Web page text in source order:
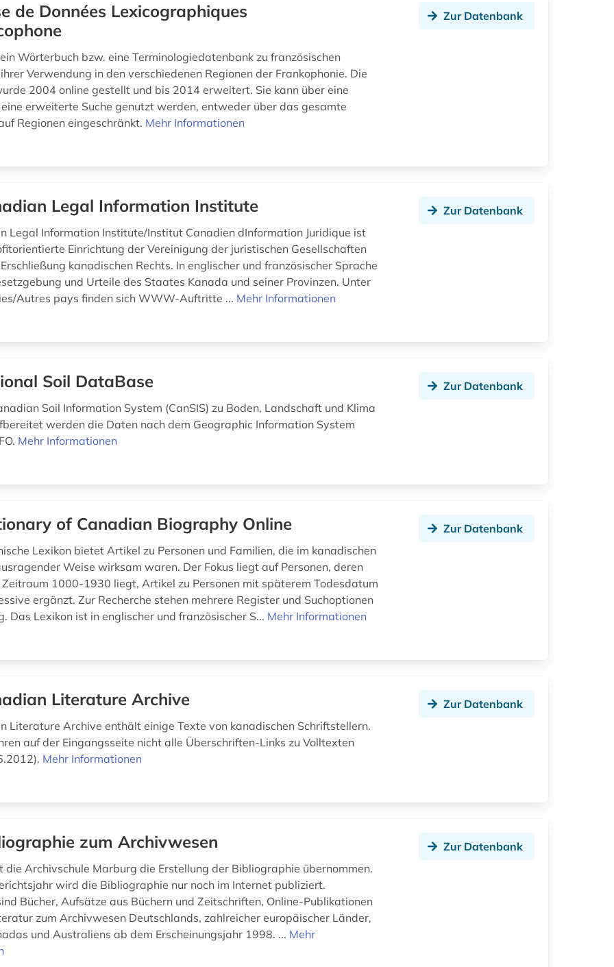
de Données Lexicographiques
Wörterbuch bzw. eine Terminologiedatenbank zu französischen
Verwendung in den verschiedenen Regionen der Frankophonie. Die
2004 online gestellt und bis 2014 erweitert. Sie kann über eine
erweiterte Suche genutzt werden, entweder über das gesamte
Regionen eingeschränkt. Mehr Informationen
Zur Datenbank
Legal Information Institute
Legal Information Institute/Institut Canadien dInformation Juridique ist
Einrichtung der Vereinigung der juristischen Gesellschaften
kanadischen Rechts. In englischer und französischer Sprache
und Urteile des Staates Kanada und seiner Provinzen. Unter
Autres pays finden sich WWW-Auftritte ... Mehr Informationen
Zur Datenbank
Soil DataBase
Soil Information System (CanSIS) zu Boden, Landschaft und Klima
werden die Daten nach dem Geographic Information System
Mehr Informationen
Zur Datenbank
of Canadian Biography Online
Lexikon bietet Artikel zu Personen und Familien, die im kanadischen
Weise wirksam waren. Der Fokus liegt auf Personen, deren
Zeitraum 1000-1930 liegt, Artikel zu Personen mit späterem Todesdatum
ergänzt. Zur Recherche stehen mehrere Register und Suchoptionen
Das Lexikon ist in englischer und französischer S... Mehr Informationen
Zur Datenbank
Literature Archive
Literature Archive enthält einige Texte von kanadischen Schriftstellern.
auf der Eingangsseite nicht alle Überschriften-Links zu Volltexten
Mehr Informationen
Zur Datenbank
zum Archivwesen
die Archivschule Marburg die Erstellung der Bibliographie übernommen.
wird die Bibliographie nur noch im Internet publiziert.
Bücher, Aufsätze aus Büchern und Zeitschriften, Online-Publikationen
zum Archivwesen Deutschlands, zahlreicher europäischer Länder,
und Australiens ab dem Erscheinungsjahr 1998. ... Mehr
Zur Datenbank